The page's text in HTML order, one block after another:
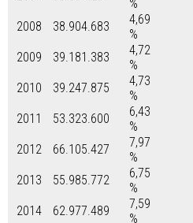
%
2008
38.904.683
4,69
%
2009
39.181.383
4,72
%
2010
39.247.875
4,73
%
2011
53.323.600
6,43
%
2012
66.105.427
7,97
%
2013
55.985.772
6,75
%
2014
62.977.489
7,59
%